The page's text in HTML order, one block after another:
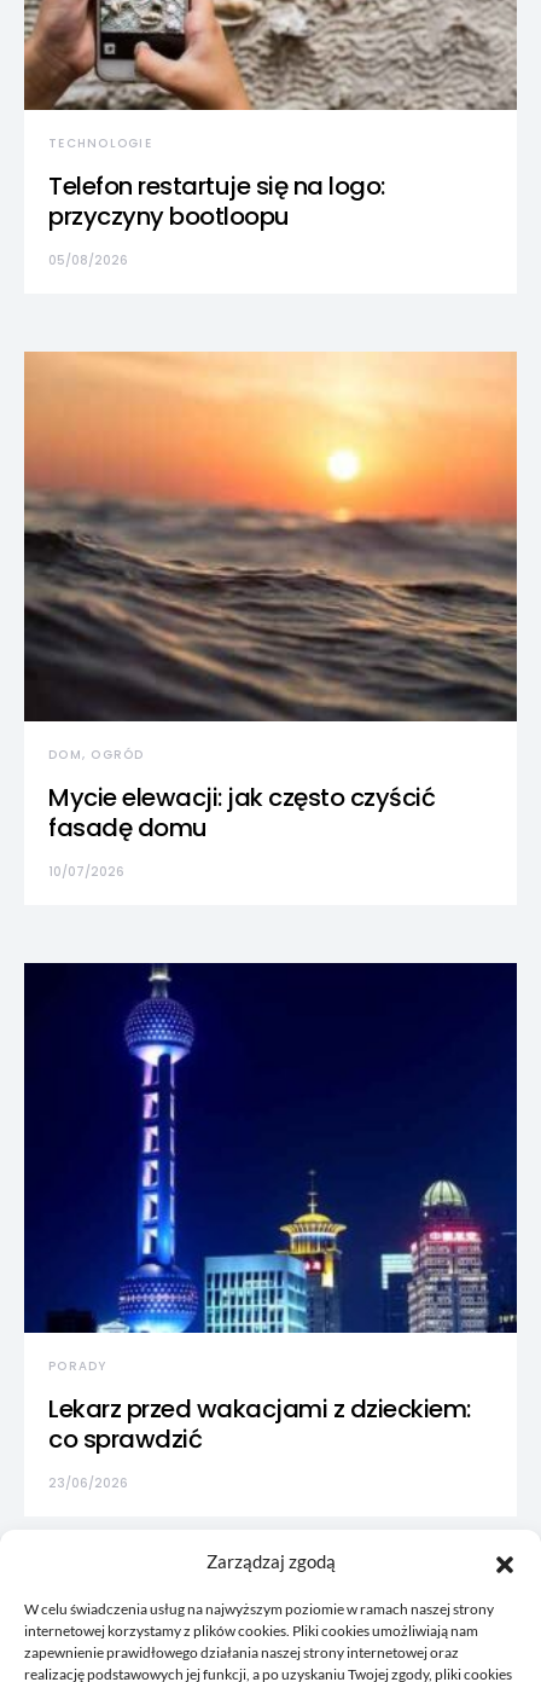
Zarządzaj zgodą
W celu świadczenia usług na najwyższym poziomie w ramach naszej strony
internetowej korzystamy z plików cookies. Pliki cookies umożliwiają nam
zapewnienie prawidłowego działania naszej strony internetowej oraz
realizację podstawowych jej funkcji, a po uzyskaniu Twojej zgody, pliki cookies
TECHNOLOGIE
Telefon restartuje się na logo:
przyczyny bootloopu
05/08/2026
DOM, OGRÓD
Mycie elewacji: jak często czyścić
fasadę domu
10/07/2026
PORADY
Lekarz przed wakacjami z dzieckiem:
co sprawdzić
23/06/2026